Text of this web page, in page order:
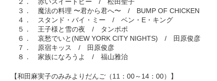
２． 赤いスイートピー / 松田聖子
３． 魔法の料理 〜君から君へ〜 / BUMP OF CHICKEN
４． スタンド・バイ・ミー / ベン・E・キング
５． 王子様と雪の夜 / タンポポ
６． 哀愁でいと(NEW YORK CITY NIGHTS) / 田原俊彦
７． 原宿キッス / 田原俊彦
８． 家族になろうよ / 福山雅治
【和田麻実子のみみよりだんご（11：00～14：00）】